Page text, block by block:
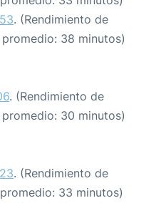
. (Rendimiento de
38 minutos)
. (Rendimiento de
30 minutos)
. (Rendimiento de
33 minutos)